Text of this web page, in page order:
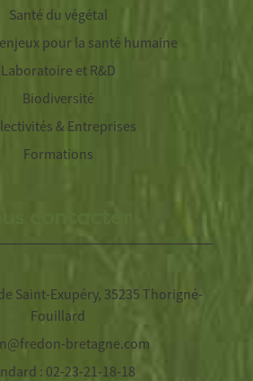
Santé du végétal
pour la santé humaine
Laboratoire et R&D
Biodiversité
& Entreprises
Formations
Saint-Exupéry, 35235 Thorigné-
Fouillard
bretagne.com
: 02-23-21-18-18